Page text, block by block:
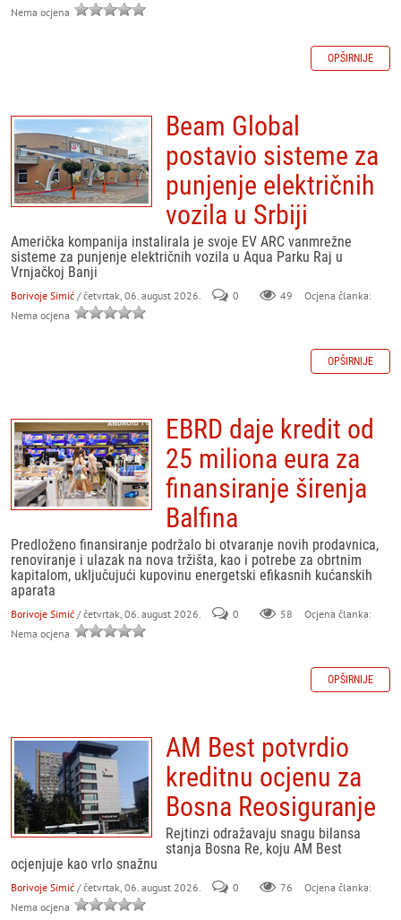
Nema ocjena
OPŠIRNIJE
Beam Global
postavio sisteme za
punjenje električnih
vozila u Srbiji
Američka kompanija instalirala je svoje EV ARC vanmrežne
sisteme za punjenje električnih vozila u Aqua Parku Raj u
Vrnjačkoj Banji
Borivoje Simić / četvrtak, 06. august 2026. 0 49
Ocjena članka:
Nema ocjena
OPŠIRNIJE
EBRD daje kredit od
25 miliona eura za
finansiranje širenja
Balfina
Predloženo finansiranje podržalo bi otvaranje novih prodavnica,
renoviranje i ulazak na nova tržišta, kao i potrebe za obrtnim
kapitalom, uključujući kupovinu energetski efikasnih kućanskih
aparata
Borivoje Simić / četvrtak, 06. august 2026. 0 58
Ocjena članka:
Nema ocjena
OPŠIRNIJE
AM Best potvrdio
kreditnu ocjenu za
Bosna Reosiguranje
Rejtinzi odražavaju snagu bilansa
stanja Bosna Re, koju AM Best
ocjenjuje kao vrlo snažnu
Borivoje Simić / četvrtak, 06. august 2026. 0 76
Ocjena članka:
Nema ocjena